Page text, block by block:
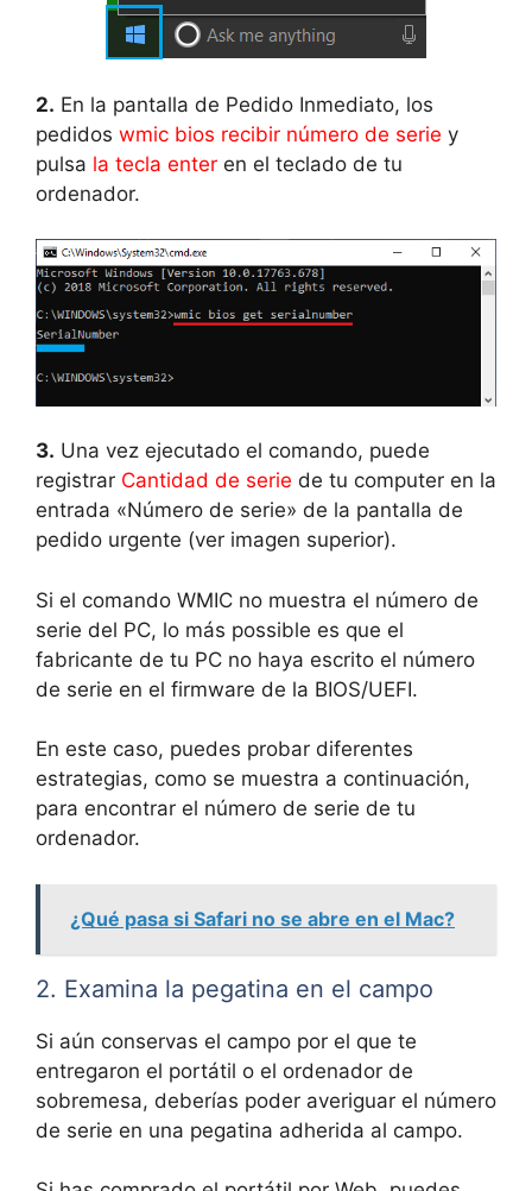
2. En la pantalla de Pedido Inmediato, los
pedidos wmic bios recibir número de serie y
pulsa la tecla enter en el teclado de tu
ordenador.
3. Una vez ejecutado el comando, puede
registrar Cantidad de serie de tu computer en la
entrada «Número de serie» de la pantalla de
pedido urgente (ver imagen superior).
Si el comando WMIC no muestra el número de
serie del PC, lo más possible es que el
fabricante de tu PC no haya escrito el número
de serie en el firmware de la BIOS/UEFI.
En este caso, puedes probar diferentes
estrategias, como se muestra a continuación,
para encontrar el número de serie de tu
ordenador.
¿Qué pasa si Safari no se abre en el Mac?
2. Examina la pegatina en el campo
Si aún conservas el campo por el que te
entregaron el portátil o el ordenador de
sobremesa, deberías poder averiguar el número
de serie en una pegatina adherida al campo.